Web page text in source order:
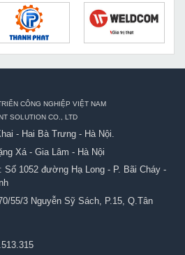
CÔNG NGHIỆP VIỆT NAM
SOLUTION CO., LTD
- Hai Bà Trưng - Hà Nội.
Xá - Gia Lâm - Hà Nội
1052 đường Hạ Long - P. Bãi Cháy -
55/3 Nguyễn Sỹ Sách, P.15, Q.Tân